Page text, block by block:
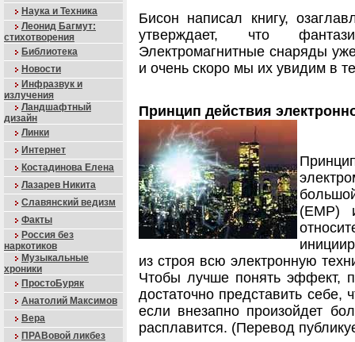
Наука и Техника
Леонид Багмут:
стихотворения
Библиотека
Новости
Инфразвук и
излучения
Ландшафтный
дизайн
Линки
Интернет
Костадинова Елена
Лазарев Никита
Славянский ведизм
Факты
Россия без
наркотиков
Музыкальные
хроники
ПростоБуряк
Анатолий Максимов
Вера
ПРАВовой ликбез
Бисон написал книгу,
утверждает, что
Электромагнитные снаряды
и очень скоро мы их увидим в
Принцип действия
(EMP)
из строя всю электронную
Чтобы лучше понять эффект,
достаточно представить себе,
если внезапно произойдет
расплавится. (Перевод